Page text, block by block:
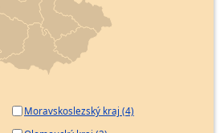
Moravskoslezský kraj (4)